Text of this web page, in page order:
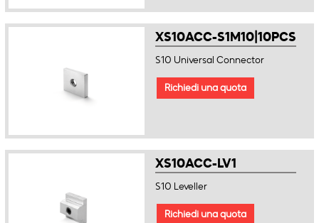
XS10ACC-S1M10|10PCS
S10 Universal Connector
Richiedi una quota
XS10ACC-LV1
S10 Leveller
Richiedi una quota